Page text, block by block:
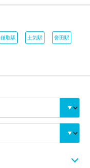
鎌取駅 土気駅 誉田駅